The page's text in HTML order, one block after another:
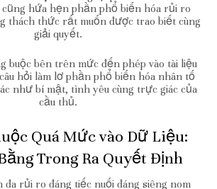
hứa hẹn phần phổ biến hóa rủi ro
thách thức rất muốn được trao biết cùng
giải quyết.
buộc bên trên mức đến phép vào tài liệu
hỏi làm lơ phần phổ biến hóa nhân tố
như bí mật, tình yêu cùng trực giác của
cầu thủ.
Quá Mức vào Dữ Liệu:
Trong Ra Quyết Định
rủi ro đáng tiếc nuối đáng siêng nom